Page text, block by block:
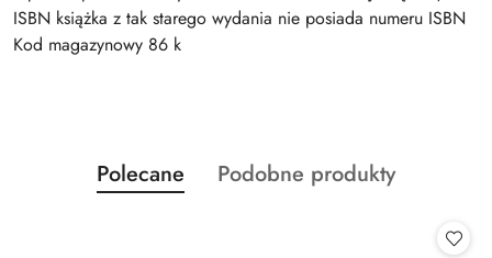
ISBN książka z tak starego wydania nie posiada numeru ISBN
Kod magazynowy 86 k
Pomiń karuzelę produktów
Produkty
o
Polecane
Produkty
Podobne produkty